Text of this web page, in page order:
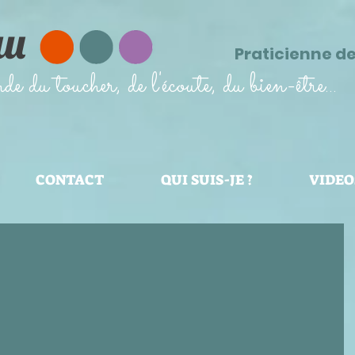
Praticienne
du toucher, de l'écoute, du bien-être...
CONTACT QUI SUIS-JE ?